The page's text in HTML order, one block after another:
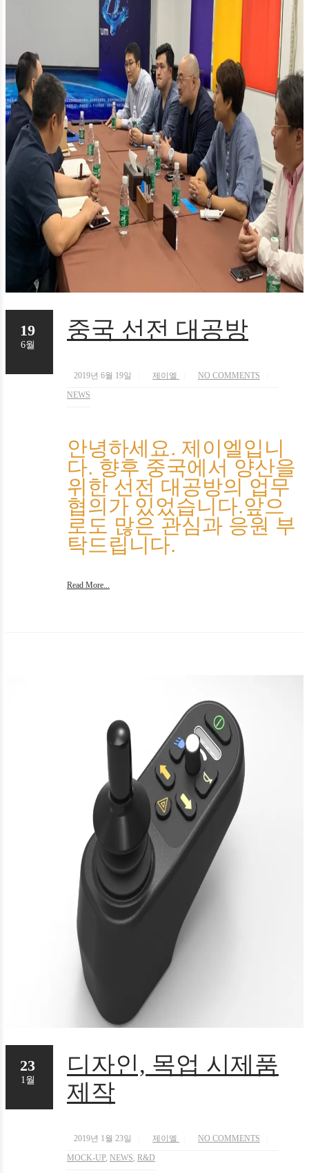
중국 선전 대공방
2019년 6월 19일 제이엘
NO COMMENTS
NEWS
안녕하세요. 제이엘입니
다. 향후 중국에서 양산을
위한 선전 대공방의 업무
협의가 있었습니다.앞으
로도 많은 관심과 응원 부
탁드립니다.
Read More...
19
6월
디자인, 목업 시제품
제작
2019년 1월 23일 제이엘
NO COMMENTS
MOCK-UP, NEWS, R&D
23
1월